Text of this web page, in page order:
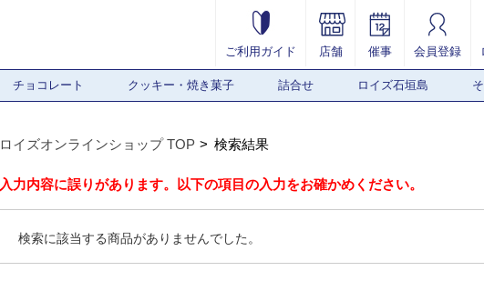
ご利用ガイド 店舗 催事 会員登録
チョコレート クッキー・焼き菓子 詰合せ ロイズ石垣島
ロイズオンラインショップ TOP 検索結果
入力内容に誤りがあります。以下の項目の入力をお確かめください。
検索に該当する商品がありませんでした。